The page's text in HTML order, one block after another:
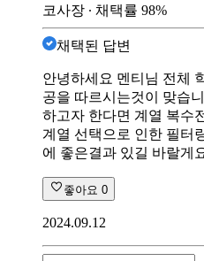
코사장 ∙ 채택률 98%
채택된 답변
안녕하세요 멘티님 전체
공을 따르시는것이 맞습
하고자 한다면 계열 복수
계열 선택으로 인한 필터
에 좋은결과 있길 바랄게
좋아요 0
2024.09.12